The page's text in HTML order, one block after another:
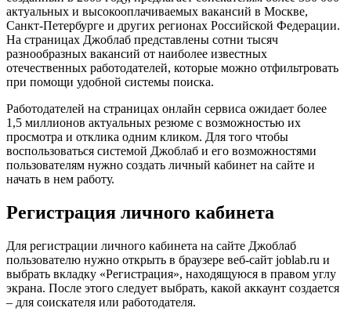
актуальных и высокооплачиваемых вакансий в Москве,
Санкт-Петербурге и других регионах Российской Федерации.
На страницах Джоблаб представлены сотни тысяч
разнообразных вакансий от наиболее известных
отечественных работодателей, которые можно отфильтровать
при помощи удобной системы поиска.
Работодателей на страницах онлайн сервиса ожидает более
1,5 миллионов актуальных резюме с возможностью их
просмотра и отклика одним кликом. Для того чтобы
воспользоваться системой Джоблаб и его возможностями
пользователям нужно создать личный кабинет на сайте и
начать в нем работу.
Регистрация личного кабинета
Для регистрации личного кабинета на сайте Джоблаб
пользователю нужно открыть в браузере веб-сайт joblab.ru и
выбрать вкладку «Регистрация», находящуюся в правом углу
экрана. После этого следует выбрать, какой аккаунт создается
– для соискателя или работодателя.